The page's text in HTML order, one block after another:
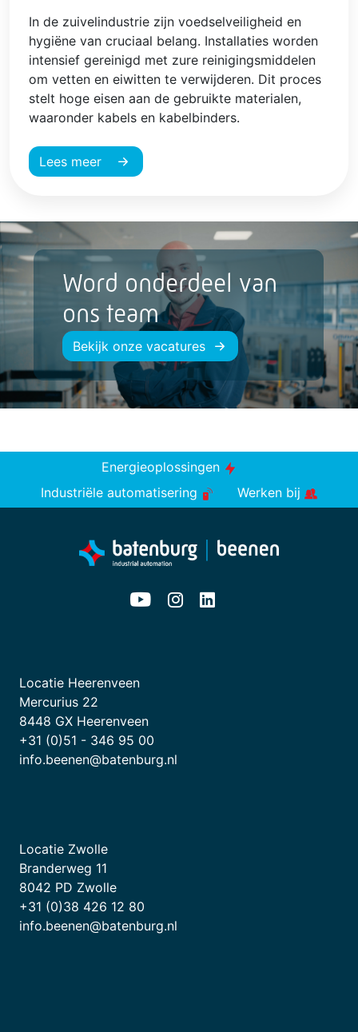
In de zuivelindustrie zijn voedselveiligheid en
hygiëne van cruciaal belang. Installaties worden
intensief gereinigd met zure reinigingsmiddelen
om vetten en eiwitten te verwijderen. Dit proces
stelt hoge eisen aan de gebruikte materialen,
waaronder kabels en kabelbinders.
Lees meer
Word onderdeel van
ons team
Bekijk onze vacatures
Energieoplossingen
Industriële automatisering
Werken bij
Locatie Heerenveen
Mercurius 22
8448 GX Heerenveen
+31 (0)51 - 346 95 00
info.beenen@batenburg.nl
Locatie Zwolle
Branderweg 11
8042 PD Zwolle
+31 (0)38 426 12 80
info.beenen@batenburg.nl